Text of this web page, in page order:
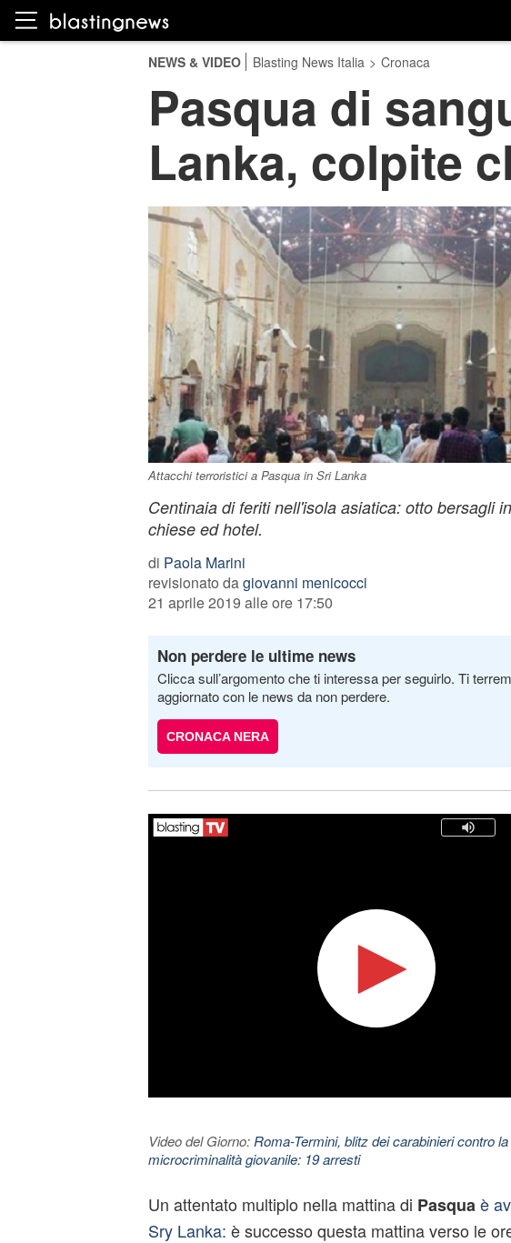
NEWS & VIDEO Blasting News Italia > Cronaca
Pasqua di
Lanka, colpite
Attacchi terroristici a Pasqua in Sri Lanka
Centinaia di feriti nell'isola asiatica: otto bersagli
chiese ed hotel.
di Paola Marini
revisionato dagiovanni menicocci
21 aprile 2019 alle ore 17:50
Non perdere le ultime news
Clicca sull’argomento che ti interessa per seguirlo. Ti
aggiornato con le news da non perdere.
CRONACA NERA
Video del Giorno: Roma-Termini, blitz dei carabinieri contro la
microcriminalità giovanile: 19 arresti
Un attentato multiplo nella mattina di Pasqua è
Sry Lanka: è successo questa mattina verso le